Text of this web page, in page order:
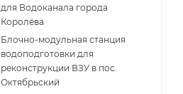
для Водоканала города
Королёва
Блочно-модульная станция
водоподготовки для
реконструкции ВЗУ в пос.
Октябрьский